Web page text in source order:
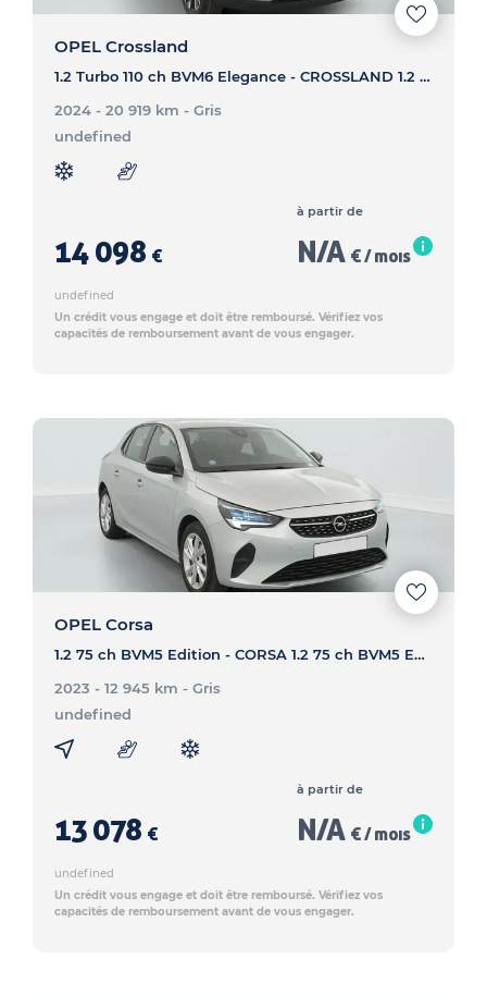
OPEL Crossland
1.2 Turbo 110 ch BVM6 Elegance - CROSSLAND 1.2 Turbo 110 ch BVM6 Elegance
2024 - 20 919 km - Gris
undefined
14 098 €
à partir de
N/A € / mois
undefined
Un crédit vous engage et doit être remboursé. Vérifiez vos
capacités de remboursement avant de vous engager.
OPEL Corsa
1.2 75 ch BVM5 Edition - CORSA 1.2 75 ch BVM5 Edition
2023 - 12 945 km - Gris
undefined
13 078 €
à partir de
N/A € / mois
undefined
Un crédit vous engage et doit être remboursé. Vérifiez vos
capacités de remboursement avant de vous engager.